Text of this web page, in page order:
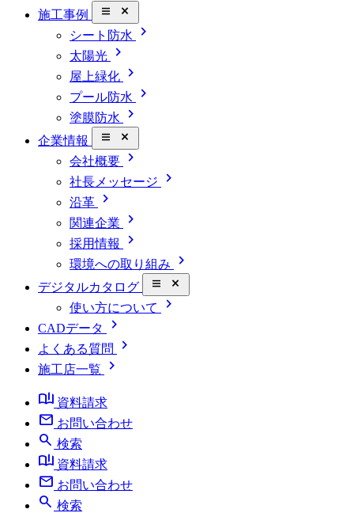
施工事例 close_small
シート防水 chevron_right
太陽光 chevron_right
屋上緑化 chevron_right
プール防水 chevron_right
塗膜防水 chevron_right
企業情報 close_small
会社概要 chevron_right
社長メッセージ chevron_right
沿革 chevron_right
関連企業 chevron_right
採用情報 chevron_right
環境への取り組み chevron_right
デジタルカタログ close_small
使い方について chevron_right
CADデータ chevron_right
よくある質問 chevron_right
施工店一覧
chevron_right
book_ribbon 資料請求
mail お問い合わせ
search 検索
book_ribbon 資料請求
mail お問い合わせ
search 検索